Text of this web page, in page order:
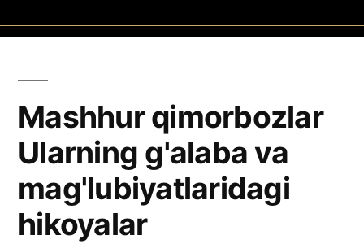
Mashhur qimorbozlar
Ularning g'alaba va
mag'lubiyatlaridagi
hikoyalar